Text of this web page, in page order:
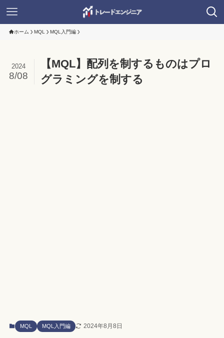
ホーム MQL MQL入門編
【MQL】配列を制するものはプロ
グラミングを制する
2024
8/08
MQL MQL入門編 2024年8月8日